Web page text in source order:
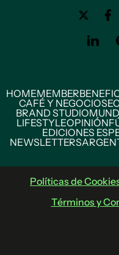
HOMEMEMBER
CAFÉ Y NEGOCIOS
BRAND STUDIO
LIFESTYLEOPINIÓN
EDICIONES
NEWSLETTERS
Políticas de
Términos y